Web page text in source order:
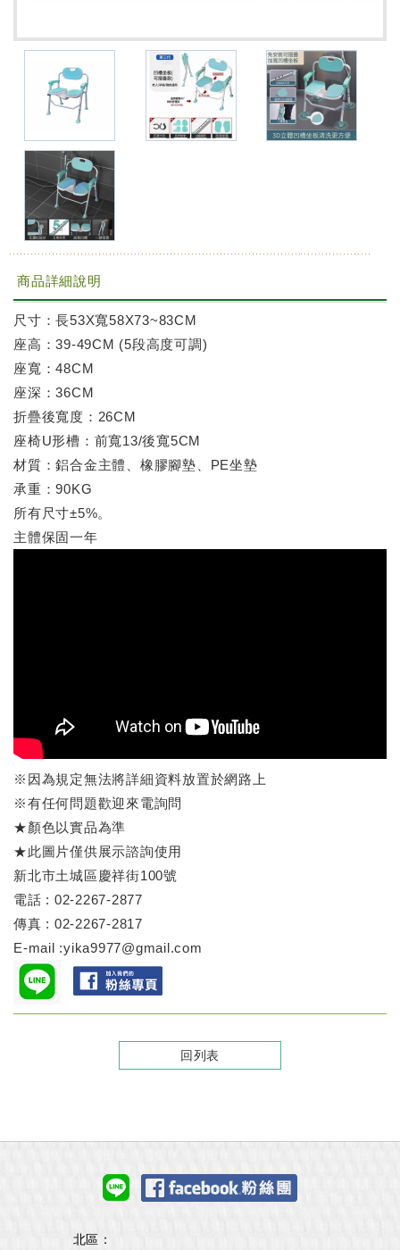
商品詳細說明
尺寸：長53X寬58X73~83CM
座高：39-49CM (5段高度可調)
座寬：48CM
座深：36CM
折疊後寬度：26CM
座椅U形槽：前寬13/後寬5CM
材質：鋁合金主體、橡膠腳墊、PE坐墊
承重：90KG
所有尺寸±5%。
主體保固一年
※因為規定無法將詳細資料放置於網路上
※有任何問題歡迎來電詢問
★顏色以實品為準
★此圖片僅供展示諮詢使用
新北市土城區慶祥街100號
電話 : 02-2267-2877
傳真 : 02-2267-2817
E-mail :yika9977@gmail.com
回列表
北區：